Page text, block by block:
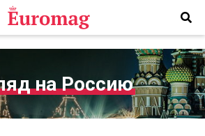
на Россию